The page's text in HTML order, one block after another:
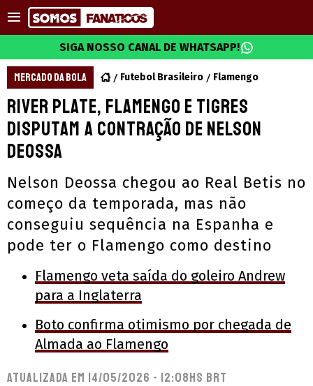
SIGA NOSSO CANAL DE WHATSAPP!
MERCADO DA BOLA Futebol Brasileiro Flamengo
River Plate, Flamengo e Tigres
disputam a contração de Nelson
Deossa
Nelson Deossa chegou ao Real Betis no
começo da temporada, mas não
conseguiu sequência na Espanha e
pode ter o Flamengo como destino
Flamengo veta saída do goleiro Andrew
para a Inglaterra
Boto confirma otimismo por chegada de
Almada ao Flamengo
Atualizada em 14/05/2026 - 12:08hs BRT